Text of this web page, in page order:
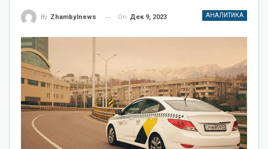
АНАЛИТИКА
By Zhambylnews On Дек 9, 2023